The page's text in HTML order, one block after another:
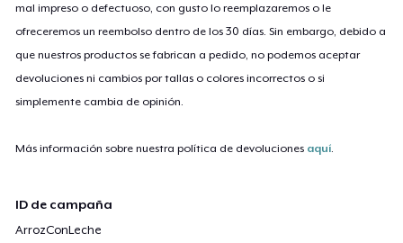
mal impreso o defectuoso, con gusto lo reemplazaremos o le
ofreceremos un reembolso dentro de los 30 días. Sin embargo, debido a
que nuestros productos se fabrican a pedido, no podemos aceptar
devoluciones ni cambios por tallas o colores incorrectos o si
simplemente cambia de opinión.
Más información sobre nuestra política de devoluciones aquí.
ID de campaña
ArrozConLeche